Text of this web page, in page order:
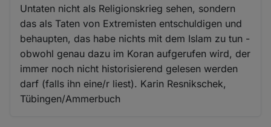
Untaten nicht als Religionskrieg sehen, sondern
das als Taten von Extremisten entschuldigen und
behaupten, das habe nichts mit dem Islam zu tun -
obwohl genau dazu im Koran aufgerufen wird, der
immer noch nicht historisierend gelesen werden
darf (falls ihn eine/r liest). Karin Resnikschek,
Tübingen/Ammerbuch